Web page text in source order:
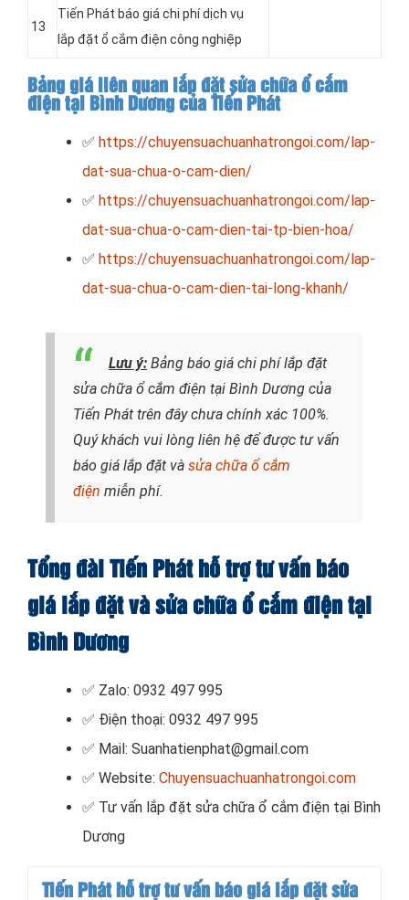
13
Tiến Phát báo giá chi phí dịch vụ
lắp đặt ổ cắm điện công nghiệp
Bảng giá liên quan lắp đặt sửa chữa ổ cắm
điện tại Bình Dương của Tiến Phát
✅ https://chuyensuachuanhatrongoi.com/lap-
dat-sua-chua-o-cam-dien/
✅ https://chuyensuachuanhatrongoi.com/lap-
dat-sua-chua-o-cam-dien-tai-tp-bien-hoa/
✅ https://chuyensuachuanhatrongoi.com/lap-
dat-sua-chua-o-cam-dien-tai-long-khanh/
Lưu ý: Bảng báo giá chi phí lắp đặt
sửa chữa ổ cắm điện tại Bình Dương của
Tiến Phát trên đây chưa chính xác 100%.
Quý khách vui lòng liên hệ để được tư vấn
báo giá lắp đặt và sửa chữa ổ cắm
điện miễn phí.
Tổng đài Tiến Phát hỗ trợ tư vấn báo
giá lắp đặt và sửa chữa ổ cắm điện tại
Bình Dương
✅ Zalo: 0932 497 995
✅ Điện thoại: 0932 497 995
✅ Mail: Suanhatienphat@gmail.com
✅ Website: Chuyensuachuanhatrongoi.com
✅ Tư vấn lắp đặt sửa chữa ổ cắm điện tại Bình
Dương
Tiến Phát hỗ trợ tư vấn báo giá lắp đặt sửa